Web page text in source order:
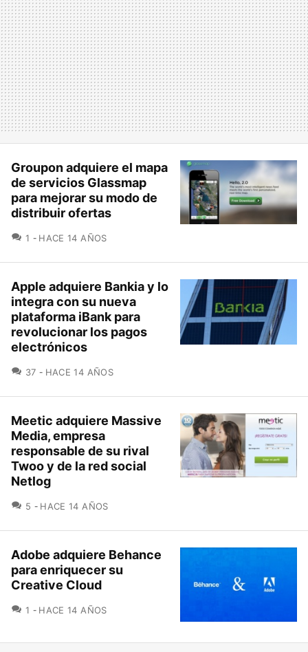
Groupon adquiere el mapa
de servicios Glassmap
para mejorar su modo de
distribuir ofertas
1 COMENTARIOS
HACE 14 AÑOS
Apple adquiere Bankia y lo
integra con su nueva
plataforma iBank para
revolucionar los pagos
electrónicos
37 COMENTARIOS
HACE 14 AÑOS
Meetic adquiere Massive
Media, empresa
responsable de su rival
Twoo y de la red social
Netlog
5 COMENTARIOS
HACE 14 AÑOS
Adobe adquiere Behance
para enriquecer su
Creative Cloud
1 COMENTARIOS
HACE 14 AÑOS